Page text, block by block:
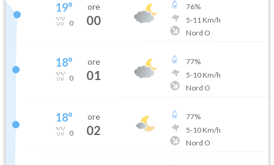
19°
0
ore
00
76%
5-11 Km/h
Nord O
18°
0
ore
01
77%
5-10Km/h
Nord O
18°
0
ore
02
77%
5-10Km/h
Nord O